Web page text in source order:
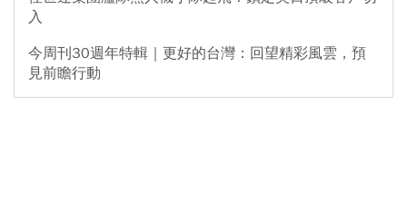
入
今周刊30週年特輯｜更好的台灣：回望精彩風雲，預
見前瞻行動